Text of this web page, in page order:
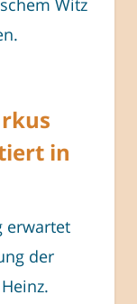
Witz
in
erwartet
der